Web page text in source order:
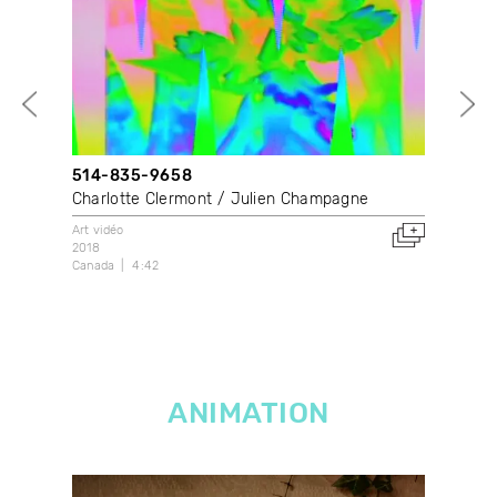
514-835-9658
Charlotte Clermont
Julien Champagne
Art vidéo
2018
Canada
4:42
ANIMATION